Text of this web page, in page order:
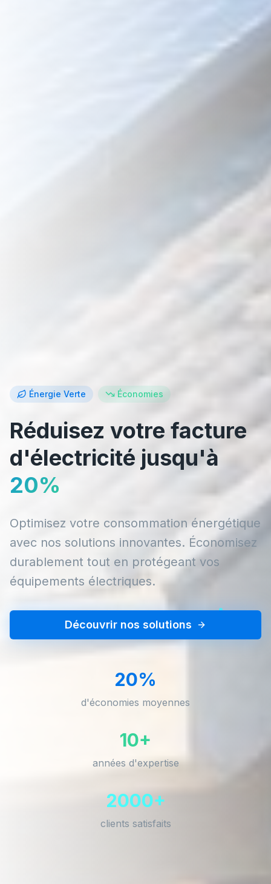
Énergie Verte Économies
Réduisez votre facture
d'électricité jusqu'à
20%
Optimisez votre consommation énergétique
avec nos solutions innovantes. Économisez
durablement tout en protégeant vos
équipements électriques.
Découvrir nos solutions
20%
d'économies moyennes
10+
années d'expertise
2000+
clients satisfaits